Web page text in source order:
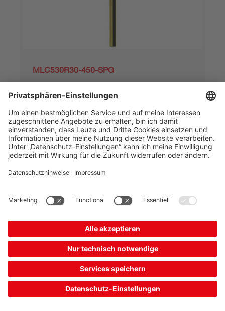
MLC530R30-450-SPG
Résolution:30 mm
Hauteur du champ de protection:450 mm
Modèle:Smart Process Gating
Prix catalogue:
Comparer
Ajouter au
panier
Demander
une offre